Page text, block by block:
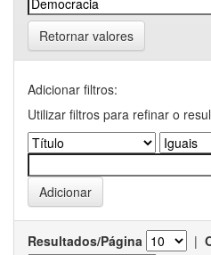
Retornar valores
Adicionar filtros:
Utilizar filtros para refinar o
Resultados/Página |